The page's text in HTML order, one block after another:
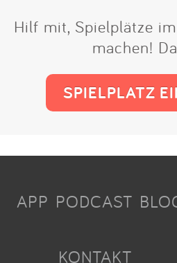
Hilf mit, Spielplätze
machen!
SPIELPLATZ
APP PODCAST
KONTAKT